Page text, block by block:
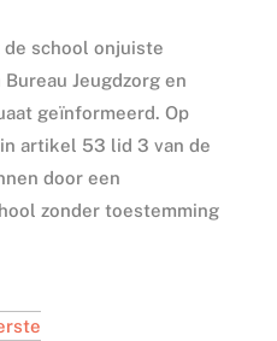
school onjuiste
Jeugdzorg en
geïnformeerd. Op
artikel 53 lid 3 van de
door een
zonder toestemming